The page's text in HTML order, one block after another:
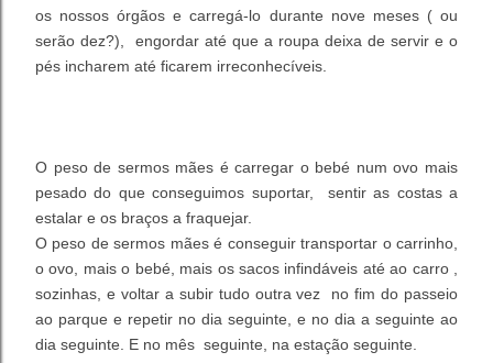
os nossos órgãos e carregá-lo durante nove meses ( ou
serão dez?), engordar até que a roupa deixa de servir e o
pés incharem até ficarem irreconhecíveis.
O peso de sermos mães é carregar o bebé num ovo mais
pesado do que conseguimos suportar, sentir as costas a
estalar e os braços a fraquejar.
O peso de sermos mães é conseguir transportar o carrinho,
o ovo, mais o bebé, mais os sacos infindáveis até ao carro ,
sozinhas, e voltar a subir tudo outra vez no fim do passeio
ao parque e repetir no dia seguinte, e no dia a seguinte ao
dia seguinte. E no mês seguinte, na estação seguinte.